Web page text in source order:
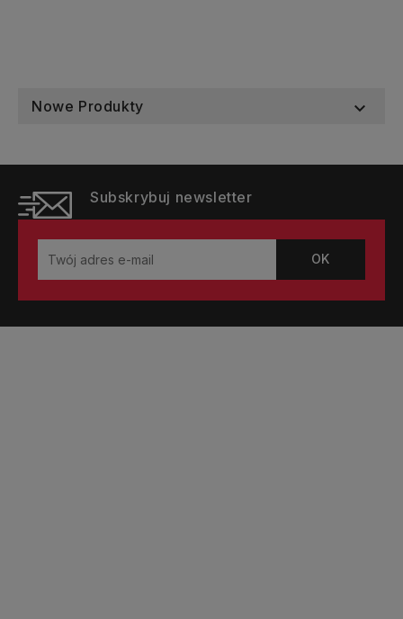
Nowe Produkty 
Subskrybuj newsletter